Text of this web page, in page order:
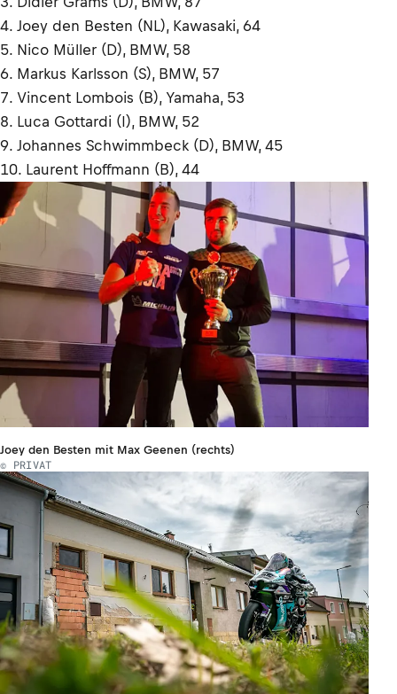
4. Joey den Besten (NL), Kawasaki, 64
5. Nico Müller (D), BMW, 58
6. Markus Karlsson (S), BMW, 57
7. Vincent Lombois (B), Yamaha, 53
8. Luca Gottardi (I), BMW, 52
9. Johannes Schwimmbeck (D), BMW, 45
10. Laurent Hoffmann (B), 44
Joey den Besten mit Max Geenen (rechts)
© PRIVAT